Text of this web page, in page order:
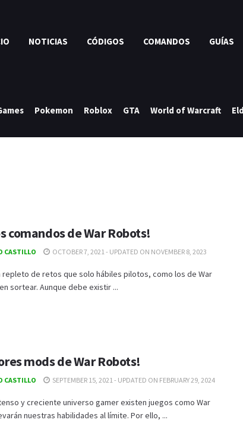
NOTICIAS CÓDIGOS COMANDOS GUÍAS
Pokemon Roblox GTA World of Warcraft
comandos de War Robots!
CASTILLO OCTOBER 7, 2021 - UPDATED ON NOVEMBER 8, 2023
repleto de retos que solo hábiles pilotos, como los de War
sortear. Aunque debe existir ...
mods de War Robots!
CASTILLO SEPTEMBER 15, 2021 - UPDATED ON FEBRUARY 29, 2024
y creciente universo gamer existen juegos como War
nuestras habilidades al límite. Por ello, ...